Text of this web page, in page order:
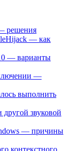
решения
— как
— варианты
—
выполнить
звуковой
— причины
контекстного